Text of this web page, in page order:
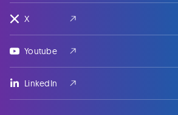
X
Youtube
LinkedIn